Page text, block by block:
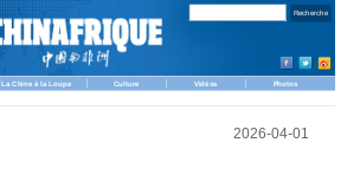
La Chine à la Loupe Culture Vidéos Photos
2026-04-01